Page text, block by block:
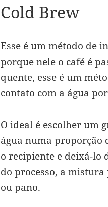
Cold Brew
Esse é um método de
porque nele o café é
quente, esse é um
contato com a água
O ideal é escolher um
água numa proporção
o recipiente e deixá-lo
do processo, a
ou pano.